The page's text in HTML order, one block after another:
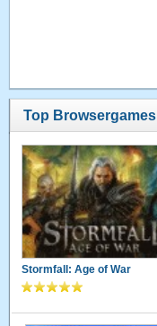
Top Browsergames
Stormfall: Age of War